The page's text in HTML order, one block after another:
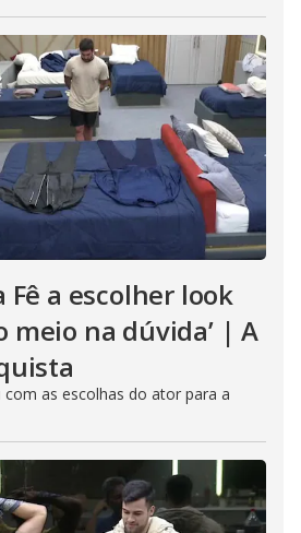
Fê a escolher look
meio na dúvida’ | A
as escolhas do ator para a